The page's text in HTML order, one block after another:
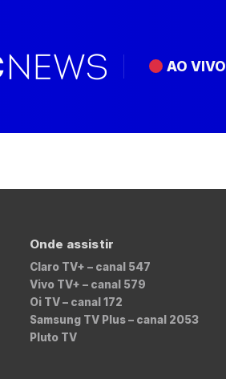
AO VIVO
Onde assistir
Claro TV+ – canal 547
Vivo TV+ – canal 579
Oi TV – canal 172
Samsung TV Plus – canal 2053
Pluto TV